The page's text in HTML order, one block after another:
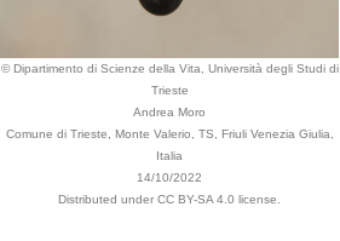
© Dipartimento di Scienze della Vita, Università degli Studi di
Trieste
Andrea Moro
Comune di Trieste, Monte Valerio, TS, Friuli Venezia Giulia,
Italia
14/10/2022
Distributed under CC BY-SA 4.0 license.